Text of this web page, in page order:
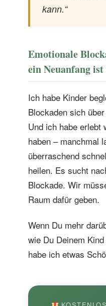
kann.“
Emotionale
ein Neuanfang
Ich habe Kinder
Blockaden sich
Und ich habe erlebt
haben – manchmal
überraschend
heilen. Es sucht
Blockade. Wir
Raum dafür geben.
Wenn Du mehr
wie Du Deinem
habe ich etwas